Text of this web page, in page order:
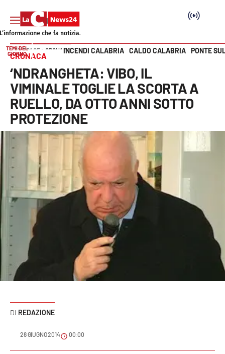
SEZIONI
Cronaca
Politica
Attualità
Economia e lavoro
Italia Mondo
Sanità
Sport
Cultura
Podcast
Meteo
Vai
TEMI DEL
GIORNO
INCENDI CALABRIA CALDO CALABRIA PONTE
HOME PAGE CRONACA
CRONACA
‘NDRANGHETA: VIBO, IL
VIMINALE TOGLIE LA SCORTA A
RUELLO, DA OTTO ANNI SOTTO
PROTEZIONE
REDAZIONE
28 GIUGNO 2014 00:00